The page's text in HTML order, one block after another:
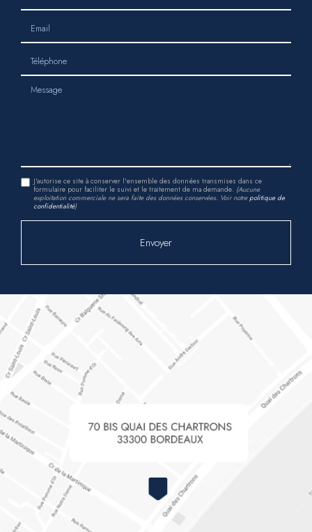
Email
Téléphone
Message
J'autorise ce site à conserver l'ensemble des données transmises dans ce
formulaire pour faciliter le suivi et le traitement de ma demande. (Aucune
exploitation commerciale ne sera faite des données conservées. Voir notrepolitique de
confidentialité)